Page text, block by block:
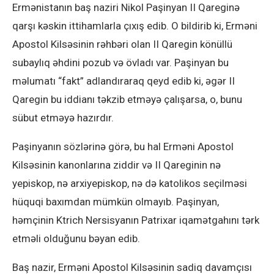
Ermənistanın baş naziri Nikol Paşinyan II Qareginə
qarşı kəskin ittihamlarla çıxış edib. O bildirib ki, Erməni
Apostol Kilsəsinin rəhbəri olan II Qaregin könüllü
subaylıq əhdini pozub və övladı var. Paşinyan bu
məlumatı “fakt” adlandıraraq qeyd edib ki, əgər II
Qaregin bu iddianı təkzib etməyə çalışarsa, o, bunu
sübut etməyə hazırdır.
Paşinyanın sözlərinə görə, bu hal Erməni Apostol
Kilsəsinin kanonlarına ziddir və II Qareginin nə
yepiskop, nə arxiyepiskop, nə də katolikos seçilməsi
hüquqi baxımdan mümkün olmayıb. Paşinyan,
həmçinin Ktrich Nersisyanın Patrixar iqamətgahını tərk
etməli olduğunu bəyan edib.
Baş nazir, Erməni Apostol Kilsəsinin sadiq davamçısı